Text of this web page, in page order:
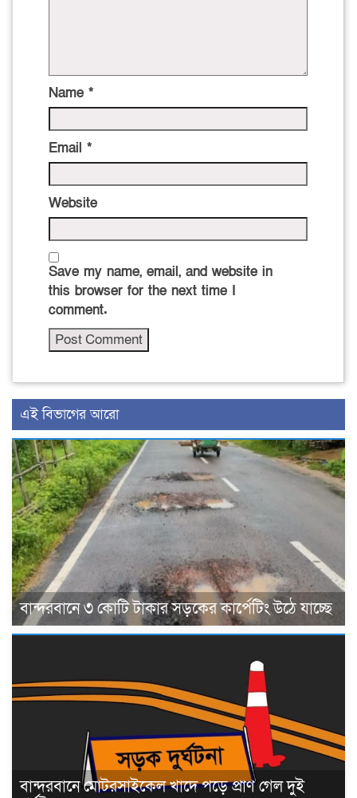
Name *
Email *
Website
Save my name, email, and website in
this browser for the next time I
comment.
এই বিভাগের আরো
বান্দরবানে ৩ কোটি টাকার সড়কের কার্পেটিং উঠে যাচ্ছে
বান্দরবানে মোটরসাইকেল খাদে পড়ে প্রাণ গেল দুই